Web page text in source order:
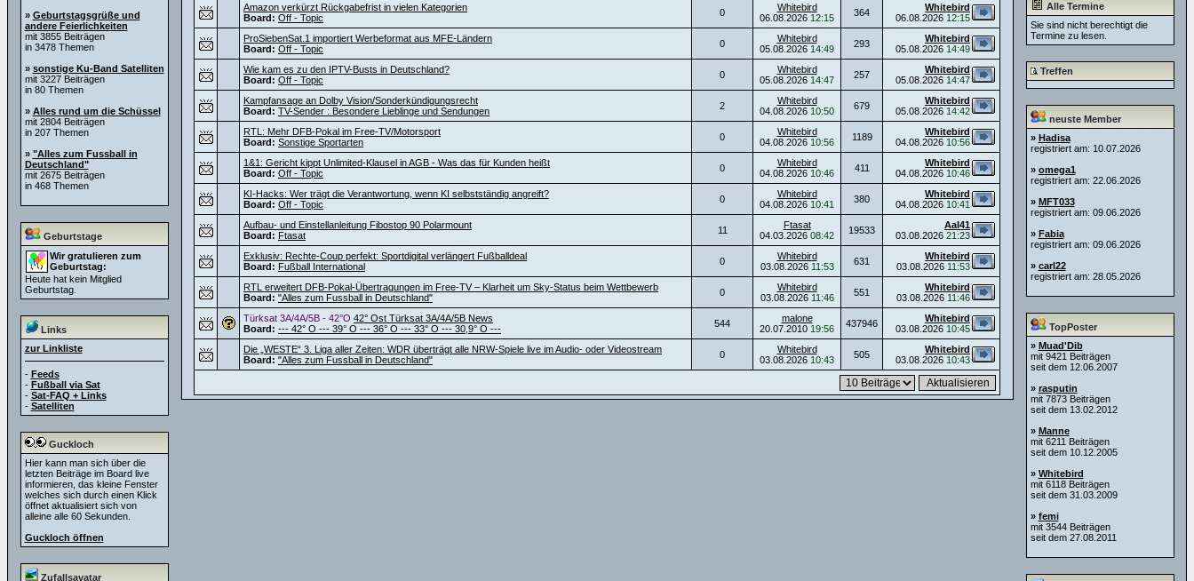
» Geburtstagsgrüße und
andere Feierlichkeiten
mit 3855 Beiträgen
in 3478 Themen
» sonstige Ku-Band Satelliten
mit 3227 Beiträgen
in 80 Themen
» Alles rund um die Schüssel
mit 2804 Beiträgen
in 207 Themen
» "Alles zum Fussball in
Deutschland"
mit 2675 Beiträgen
in 468 Themen
Geburtstage
Wir gratulieren zum
Geburtstag:
Heute hat kein Mitglied
Geburtstag.
Links
zur Linkliste
- Feeds
- Fußball via Sat
- Sat-FAQ + Links
- Satelliten
Guckloch
Hier kann man sich über die
letzten Beiträge im Board live
informieren, das kleine Fenster
welches sich durch einen Klick
öffnet aktualisiert sich von
alleine alle 60 Sekunden.
Guckloch öffnen
Zufallsavatar
Amazon verkürzt Rückgabefrist in vielen Kategorien
Board: Off - Topic 0
Whitebird
06.08.2026 12:15 364
Whitebird
06.08.2026 12:15
ProSiebenSat.1 importiert Werbeformat aus MFE-Ländern
Board: Off - Topic 0
Whitebird
05.08.2026 14:49 293
Whitebird
05.08.2026 14:49
Wie kam es zu den IPTV-Busts in Deutschland?
Board: Off - Topic 0
Whitebird
05.08.2026 14:47 257
Whitebird
05.08.2026 14:47
Kampfansage an Dolby Vision/Sonderkündigungsrecht
Board: TV-Sender : Besondere Lieblinge und Sendungen 2
Whitebird
04.08.2026 10:50 679
Whitebird
05.08.2026 14:42
RTL: Mehr DFB-Pokal im Free-TV/Motorsport
Board: Sonstige Sportarten 0
Whitebird
04.08.2026 10:56 1189
Whitebird
04.08.2026 10:56
1&1: Gericht kippt Unlimited-Klausel in AGB - Was das für Kunden heißt
Board: Off - Topic 0
Whitebird
04.08.2026 10:46 411
Whitebird
04.08.2026 10:46
KI-Hacks: Wer trägt die Verantwortung, wenn KI selbstständig angreift?
Board: Off - Topic 0
Whitebird
04.08.2026 10:41 380
Whitebird
04.08.2026 10:41
Aufbau- und Einstellanleitung Fibostop 90 Polarmount
Board: Ftasat 11
Ftasat
04.03.2026 08:42 19533
Aal41
03.08.2026 21:23
Exklusiv: Rechte-Coup perfekt: Sportdigital verlängert Fußballdeal
Board: Fußball International 0
Whitebird
03.08.2026 11:53 631
Whitebird
03.08.2026 11:53
RTL erweitert DFB-Pokal-Übertragungen im Free-TV – Klarheit um Sky-Status beim Wettbewerb
Board: "Alles zum Fussball in Deutschland" 0
Whitebird
03.08.2026 11:46 551
Whitebird
03.08.2026 11:46
Türksat 3A/4A/5B - 42°O 42° Ost Türksat 3A/4A/5B News
Board: --- 42° O --- 39° O --- 36° O --- 33° O --- 30,9° O --- 544
malone
20.07.2010 19:56 437946
Whitebird
03.08.2026 10:45
Die „WESTE“ 3. Liga aller Zeiten: WDR überträgt alle NRW-Spiele live im Audio- oder Videostream
Board: "Alles zum Fussball in Deutschland" 0
Whitebird
03.08.2026 10:43 505
Whitebird
03.08.2026 10:43
Alle Termine
Sie sind nicht berechtigt die
Termine zu lesen.
Treffen
neuste Member
» Hadisa
registriert am: 10.07.2026
» omega1
registriert am: 22.06.2026
» MFT033
registriert am: 09.06.2026
» Fabia
registriert am: 09.06.2026
» carl22
registriert am: 28.05.2026
TopPoster
» Muad'Dib
mit 9421 Beiträgen
seit dem 12.06.2007
» rasputin
mit 7873 Beiträgen
seit dem 13.02.2012
» Manne
mit 6211 Beiträgen
seit dem 10.12.2005
» Whitebird
mit 6118 Beiträgen
seit dem 31.03.2009
» femi
mit 3544 Beiträgen
seit dem 27.08.2011